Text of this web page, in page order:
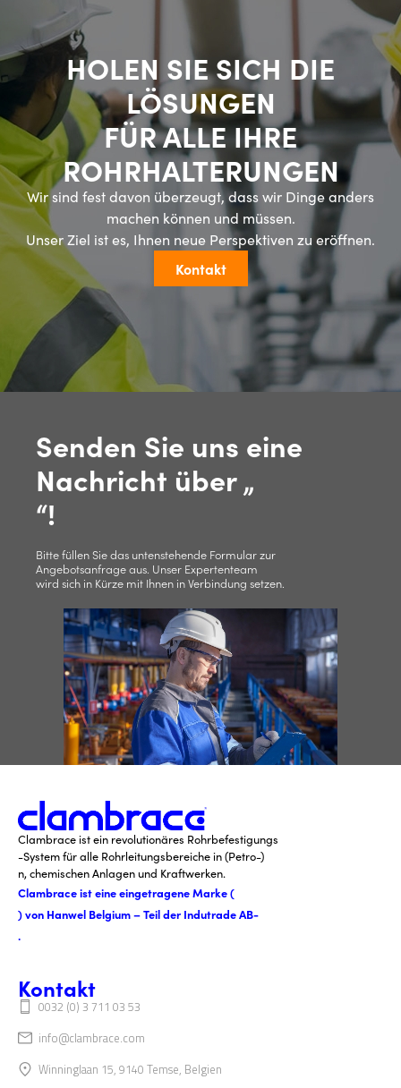
HOLEN SIE SICH DIE
LÖSUNGEN
FÜR ALLE IHRE
ROHRHALTERUNGEN
Wir sind fest davon überzeugt, dass wir Dinge anders
machen können und müssen.
Unser Ziel ist es, Ihnen neue Perspektiven zu eröffnen.
Kontakt
Senden Sie uns eine
Nachricht über „
“!
Bitte füllen Sie das untenstehende Formular zur
Angebotsanfrage aus. Unser Expertenteam
wird sich in Kürze mit Ihnen in Verbindung setzen.
Clambrace ist ein revolutionäres Rohrbefestigungs
-System für alle Rohrleitungsbereiche in (Petro-)
n, chemischen Anlagen und Kraftwerken.
Clambrace ist eine eingetragene Marke (
) von Hanwel Belgium – Teil der Indutrade AB-
.
Kontakt
0032 (0) 3 711 03 53
info@clambrace.com
Winninglaan 15, 9140 Temse, Belgien